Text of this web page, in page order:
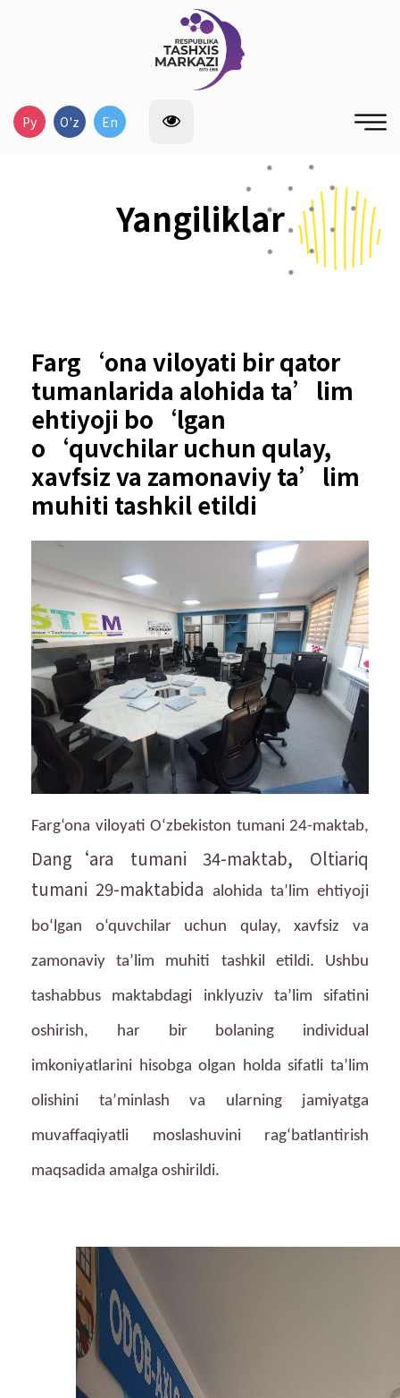
Ру O'z En
Yangiliklar
Farg‘ona viloyati bir qator
tumanlarida alohida ta’lim
ehtiyoji bo‘lgan
o‘quvchilar uchun qulay,
xavfsiz va zamonaviy ta’lim
muhiti tashkil etildi
Farg‘ona viloyati O‘zbekiston tumani 24-maktab,
Dang‘ara tumani 34-maktab, Oltiariq
tumani 29-maktabida alohida ta’lim ehtiyoji
bo‘lgan o‘quvchilar uchun qulay, xavfsiz va
zamonaviy ta’lim muhiti tashkil etildi. Ushbu
tashabbus maktabdagi inklyuziv ta’lim sifatini
oshirish, har bir bolaning individual
imkoniyatlarini hisobga olgan holda sifatli ta’lim
olishini ta’minlash va ularning jamiyatga
muvaffaqiyatli moslashuvini rag‘batlantirish
maqsadida amalga oshirildi.